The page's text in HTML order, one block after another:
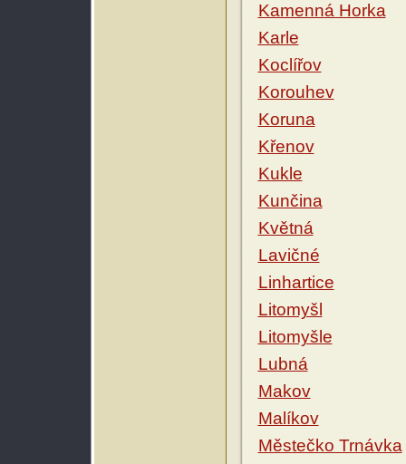
Kamenná Horka
Karle
Koclířov
Korouhev
Koruna
Křenov
Kukle
Kunčina
Květná
Lavičné
Linhartice
Litomyšl
Litomyšle
Lubná
Makov
Malíkov
Městečko Trnávka